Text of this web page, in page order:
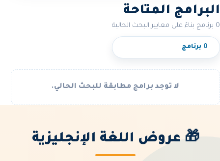
البرامج المتاحة
0 برنامج بناءً على معايير البحث الحالية
0 برنامج
لا توجد برامج مطابقة للبحث الحالي.
🎁 عروض اللغة الإنجليزية